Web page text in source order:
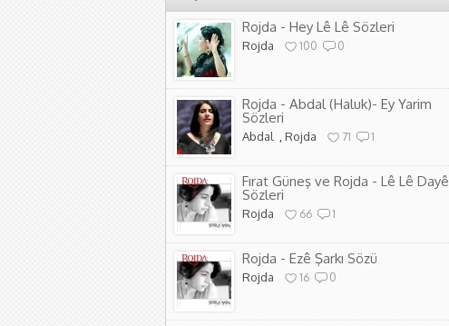
Rojda - Hey Lê Lê Sözleri
Rojda 100 0
Rojda - Abdal (Haluk)- Ey Yarim
Sözleri
Abdal Rojda 71 1
Fırat Güneş ve Rojda - Lê Lê Dayê
Sözleri
Rojda 66 1
Rojda - Ezê Şarkı Sözü
Rojda 16 0